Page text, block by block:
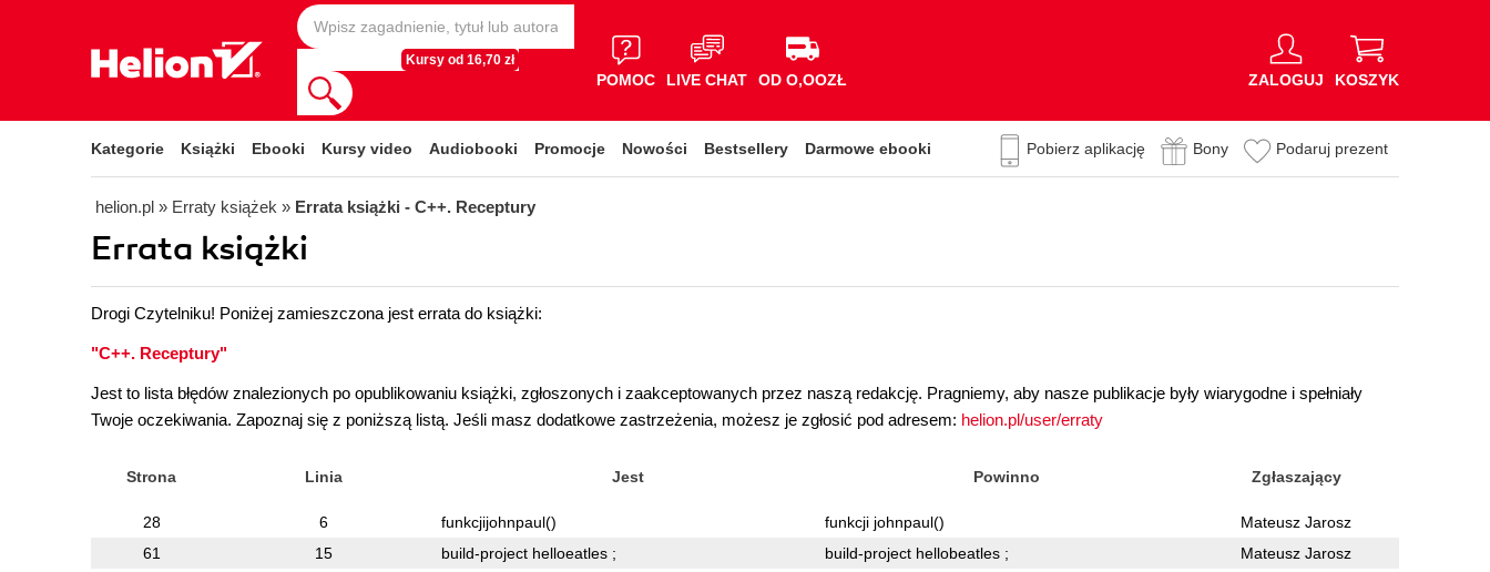
Kursy od 16,70 zł
POMOC LIVE CHAT OD O,OOZŁ ZALOGUJ KOSZYK
Kategorie Książki Ebooki Kursy video Audiobooki Promocje Nowości Bestsellery Darmowe ebooki Pobierz aplikację Bony Podaruj prezent
helion.pl » Erraty książek » Errata książki - C++. Receptury
Errata książki
Drogi Czytelniku! Poniżej zamieszczona jest errata do książki:
"C++. Receptury"
Jest to lista błędów znalezionych po opublikowaniu książki, zgłoszonych i zaakceptowanych przez naszą redakcję. Pragniemy, aby nasze publikacje były wiarygodne i spełniały
Twoje oczekiwania. Zapoznaj się z poniższą listą. Jeśli masz dodatkowe zastrzeżenia, możesz je zgłosić pod adresem: helion.pl/user/erraty
Strona Linia Jest Powinno Zgłaszający
28 6 funkcjijohnpaul() funkcji johnpaul()
Mateusz Jarosz
61
15 build-project helloeatles ; build-project hellobeatles ;
Mateusz Jarosz